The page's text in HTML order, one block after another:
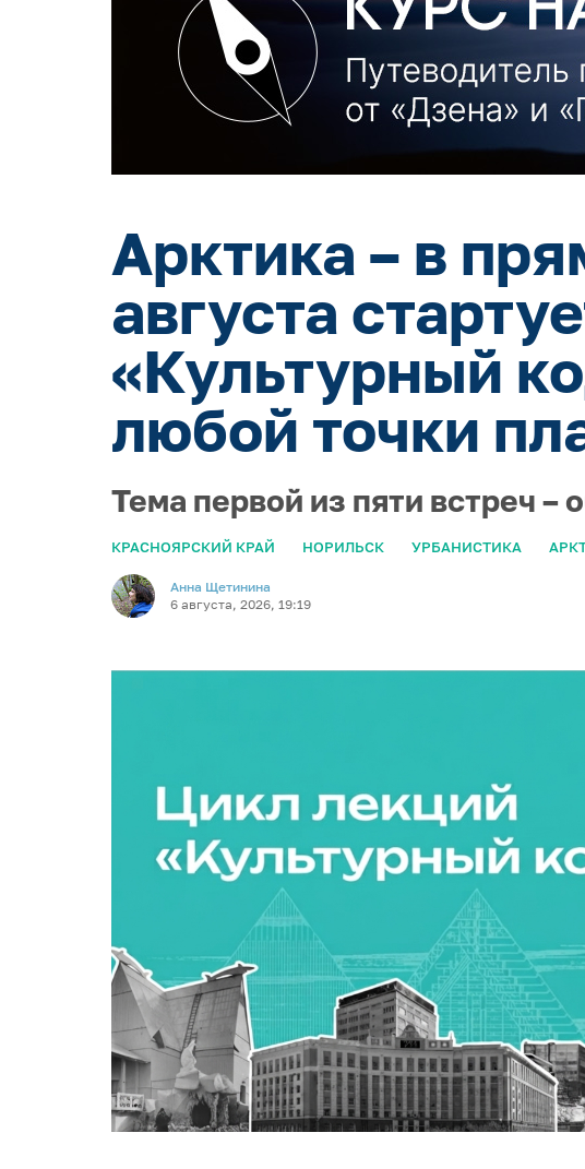
Арктика – в
августа
«Культурный
любой точки
Тема первой из пяти встреч –
КРАСНОЯРСКИЙ КРАЙ НОРИЛЬСК УРБАНИСТИКА
Анна Щетинина
6 августа, 2026, 19:19